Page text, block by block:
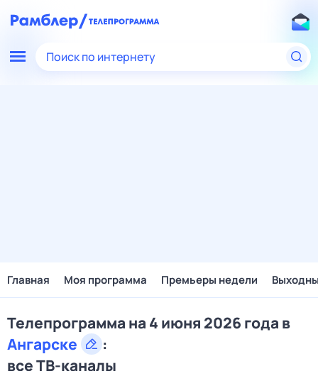
Поиск по интернету
Главная Моя программа Премьеры недели
Телепрограмма на 4 июня 2026 года в
Ангарске
:
все ТВ-каналы